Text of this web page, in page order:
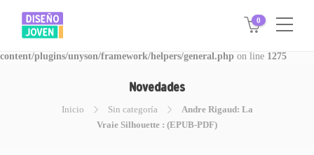
Warning: Invalid argument supplied for foreach() in
/www/disegnojoven.com.ar/htdocs/wp-
content/plugins/unyson/framework/helpers/general.php on line 1275
0
Novedades
Inicio Sin categoría
Andre Rigaud: La
Vraie Silhouette : (EPUB-PDF)